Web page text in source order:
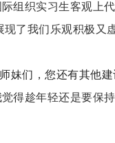
组织实习生客观上
了我们乐观积极又
妹们，您还有其他建
得趁年轻还是要保